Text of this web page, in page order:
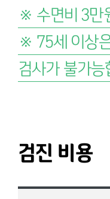
※ 수면비 3만
※ 75세 이상
검사가 불가
검진 비용